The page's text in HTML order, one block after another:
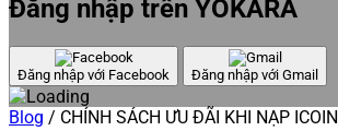
Đăng nhập trên YOKARA
Đăng nhập với Facebook Đăng nhập với Gmail
Blog / CHÍNH SÁCH ƯU ĐÃI KHI NẠP ICOIN